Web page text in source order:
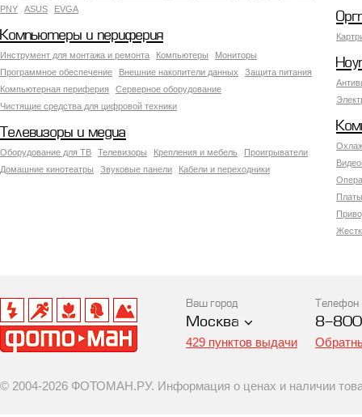
PNY
ASUS EVGA
Компьютеры и периферия
Инструмент для монтажа и ремонта Компьютеры
Мониторы
Программное обеспечение
Внешние накопители данных
Защита питания
Компьютерная периферия
Серверное оборудование
Чистящие средства для цифровой техники
Телевизоры и медиа
Оборудование для ТВ Телевизоры Крепления и мебель
Проигрыватели
Домашние кинотеатры
Звуковые панели Кабели и переходники
Ваш город
Москва
429 пунктов выдачи
Телефон
8-
© 2004-2026 ФОТОМАН.РУ. Информация о ценах и наличии